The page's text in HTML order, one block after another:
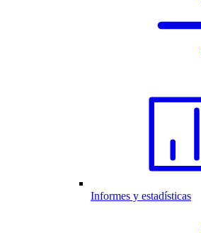
Informes y estadísticas